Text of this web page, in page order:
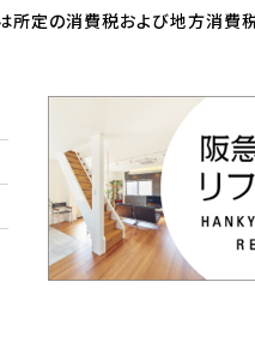
定の消費税および地方消費税